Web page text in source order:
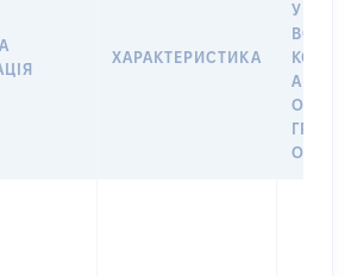
ХАРАКТЕРИСТИКА
У
АБО